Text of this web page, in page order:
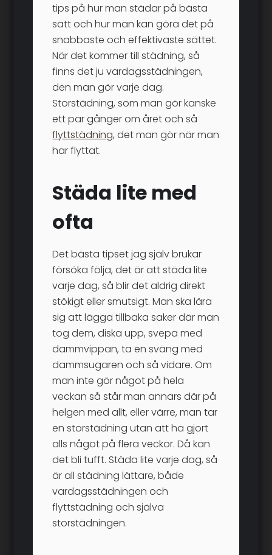
tips på hur man städar på bästa
sätt och hur man kan göra det på
snabbaste och effektivaste sättet.
När det kommer till städning, så
finns det ju vardagsstädningen,
den man gör varje dag.
Storstädning, som man gör kanske
ett par gånger om året och så
flyttstädning, det man gör när man
har flyttat.
Städa lite med
ofta
Det bästa tipset jag själv brukar
försöka följa, det är att städa lite
varje dag, så blir det aldrig direkt
stökigt eller smutsigt. Man ska lära
sig att lägga tillbaka saker där man
tog dem, diska upp, svepa med
dammvippan, ta en sväng med
dammsugaren och så vidare. Om
man inte gör något på hela
veckan så står man annars där på
helgen med allt, eller värre, man tar
en storstädning utan att ha gjort
alls något på flera veckor. Då kan
det bli tufft. Städa lite varje dag, så
är all städning lättare, både
vardagsstädningen och
flyttstädning och själva
storstädningen.